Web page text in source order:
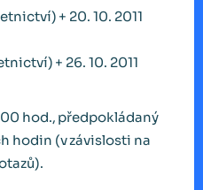
+ 20. 10. 2011
+ 26. 10. 2011
hod., předpokládaný
hodin (v závislosti na